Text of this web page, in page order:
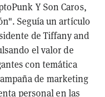
Y Son Caros,
Seguía un artículo
de Tiffany and
el valor de
con temática
de marketing
personal en las